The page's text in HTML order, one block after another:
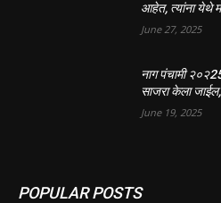
आहेत, त्यांना येथे
June 27, 2025
नाग पंचामी
साजरा केला
June 19, 2025
POPULAR POSTS